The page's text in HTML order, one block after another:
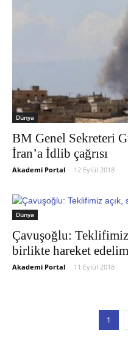
Dünya
BM Genel Sekreteri
İran’a İdlib çağrısı
Akademi Portal - 12 Eylül 2018
Dünya
Çavuşoğlu: Teklifimiz
birlikte hareket edelim
Akademi Portal - 11 Eylül 2018
1